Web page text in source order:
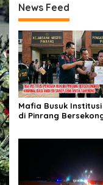
News Feed
Mafia Busuk Institusi
di Pinrang